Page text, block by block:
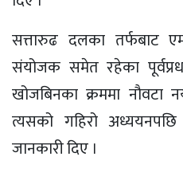
सत्तारुढ दलका तर्फबाट
संयोजक समेत रहेका
खोजबिनका क्रममा नौवटा
त्यसको गहिरो अध्ययनपछि
जानकारी दिए ।